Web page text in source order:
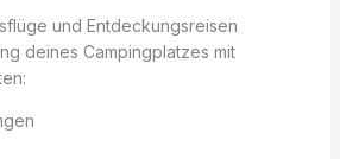
und Entdeckungsreisen
deines Campingplatzes mit